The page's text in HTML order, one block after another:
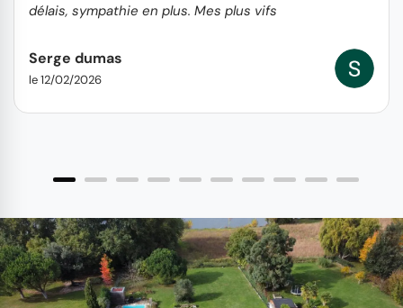
délais, sympathie en plus. Mes plus vifs
Serge dumas
le 12/02/2026